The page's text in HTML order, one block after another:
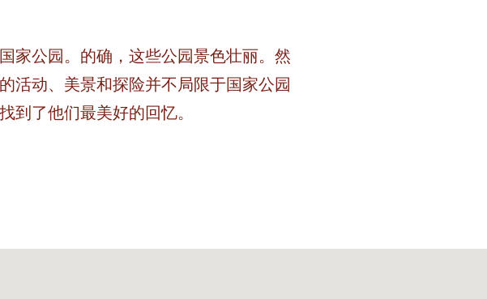
家公园。的确，这些公园景色壮丽。然
活动、美景和探险并不局限于国家公园
到了他们最美好的回忆。